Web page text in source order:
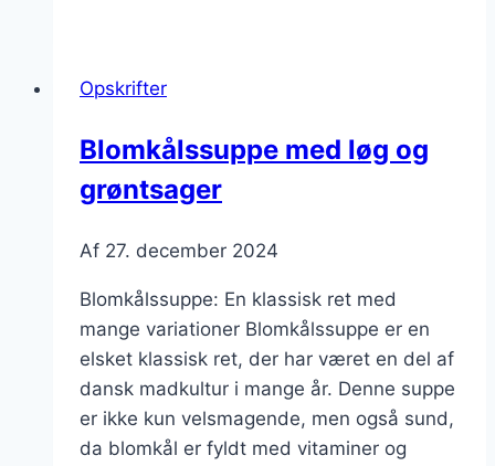
Opskrifter
Blomkålssuppe med løg og
grøntsager
Af 27. december 2024
Blomkålssuppe: En klassisk ret med
mange variationer Blomkålssuppe er en
elsket klassisk ret, der har været en del af
dansk madkultur i mange år. Denne suppe
er ikke kun velsmagende, men også sund,
da blomkål er fyldt med vitaminer og